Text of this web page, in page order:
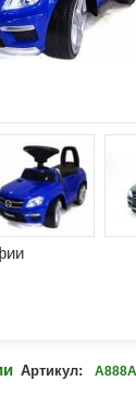
Артикул: